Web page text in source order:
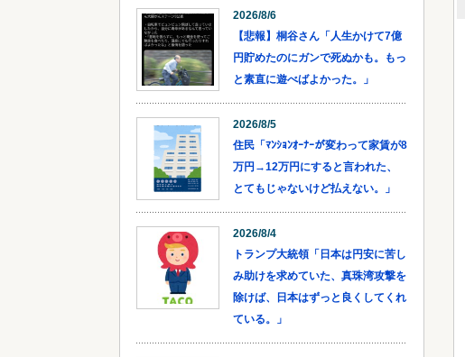
2026/8/6
【悲報】桐谷さん「人生かけて7億
円貯めたのにガンで死ぬかも。もっ
と素直に遊べばよかった。」
2026/8/5
住民「ﾏﾝｼｮﾝｵｰﾅｰが変わって家賃が8
万円→12万円にすると言われた、
とてもじゃないけど払えない。」
2026/8/4
トランプ大統領「日本は円安に苦し
み助けを求めていた、真珠湾攻撃を
除けば、日本はずっと良くしてくれ
ている。」